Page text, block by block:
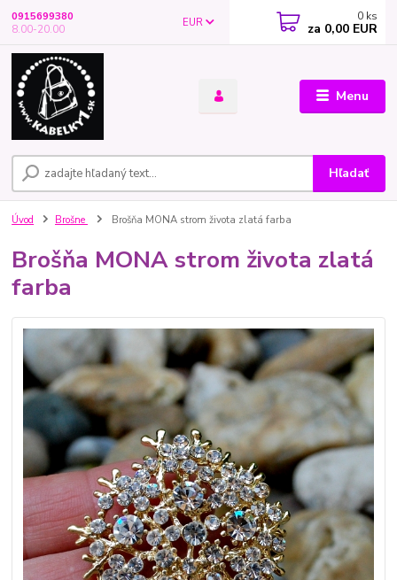
Menu
EUR
Hľadať
0915699380
8.00-20.00
0 ks
za 0,00 EUR
Úvod Brošne Brošňa MONA strom života zlatá farba
Brošňa MONA strom života zlatá
farba